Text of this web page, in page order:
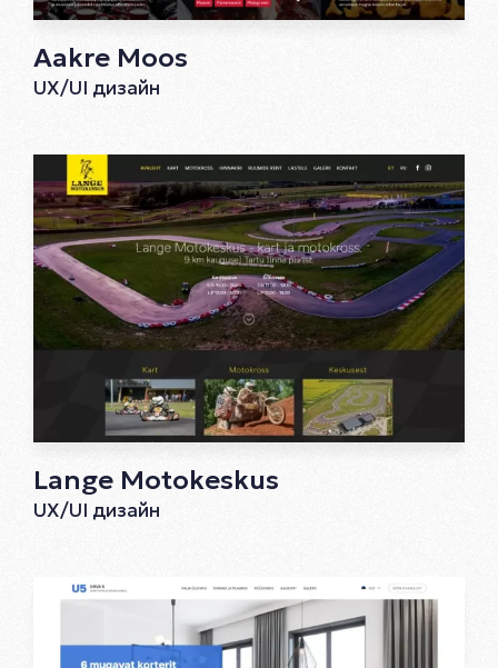
Aakre Moos
UX/UI дизайн
Lange Motokeskus
UX/UI дизайн